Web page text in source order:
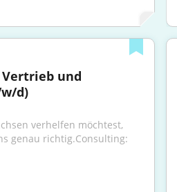
und
d)
verhelfen möchtest,
genau richtig.Consulting: